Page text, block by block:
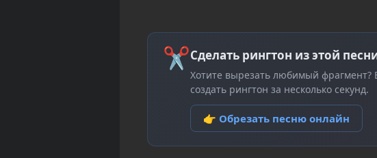
✂Сделать рингтон из этой
Хотите вырезать любимый
создать рингтон за несколько секунд.
👉 Обрезать песню онлайн